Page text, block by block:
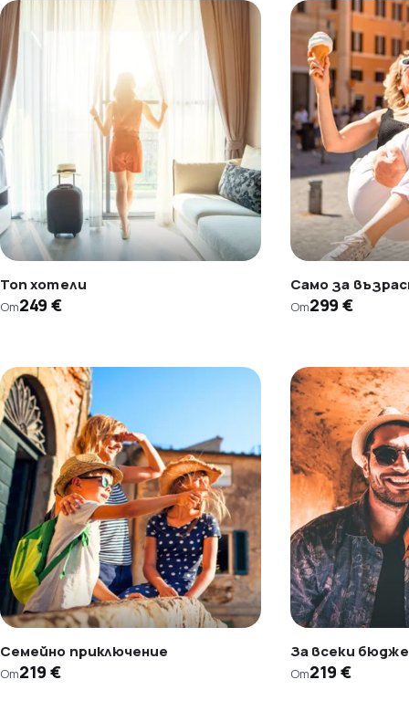
Топ хотели
От249 €
Само за
От299 €
Семейно приключение
От219 €
За всеки
От219 €